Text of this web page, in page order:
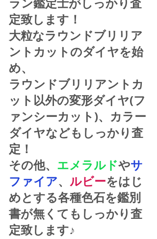
定致します！
大粒なラウンドブリリア
ントカットのダイヤを始
め、
ラウンドブリリアントカ
ット以外の変形ダイヤ(フ
ァンシーカット)、カラー
ダイヤなどもしっかり査
定！
その他、 エメラルドやサ
ファイア、 ルビーをはじ
めとする各種色石を鑑別
書が無くてもしっかり査
定致します♪